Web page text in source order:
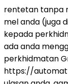
rentetan tanpa
mel anda (juga
kepada
ada anda
perkhidmatan
https://